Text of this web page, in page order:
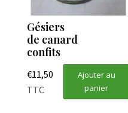
Gésiers
de canard
confits
€11,50
TTC
Ajouter au
panier